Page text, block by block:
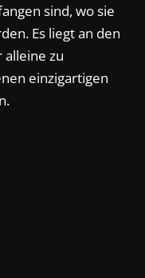
sind, wo sie
Es liegt an den
zu
einzigartigen